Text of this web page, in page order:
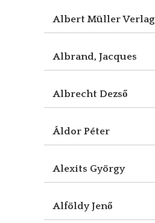
Albert Müller Verlag
Albrand, Jacques
Albrecht Dezső
Áldor Péter
Alexits György
Alföldy Jenő